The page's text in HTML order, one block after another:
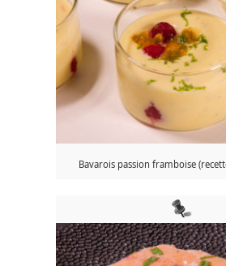
Bavarois passion framboise